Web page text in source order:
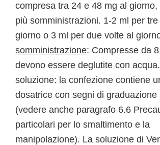
compresa tra 24 e 48 mg al giorno,
più somministrazioni. 1-2 ml per tre
giorno o 3 ml per due volte al
somministrazione: Compresse da
devono essere deglutite con
soluzione: la confezione contiene
dosatrice con segni di graduazione
(vedere anche paragrafo 6.6
particolari per lo smaltimento e la
manipolazione). La soluzione di